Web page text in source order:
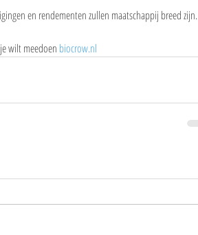
en rendementen zullen maatschappij breed zijn.
wilt meedoen biocrow.nl